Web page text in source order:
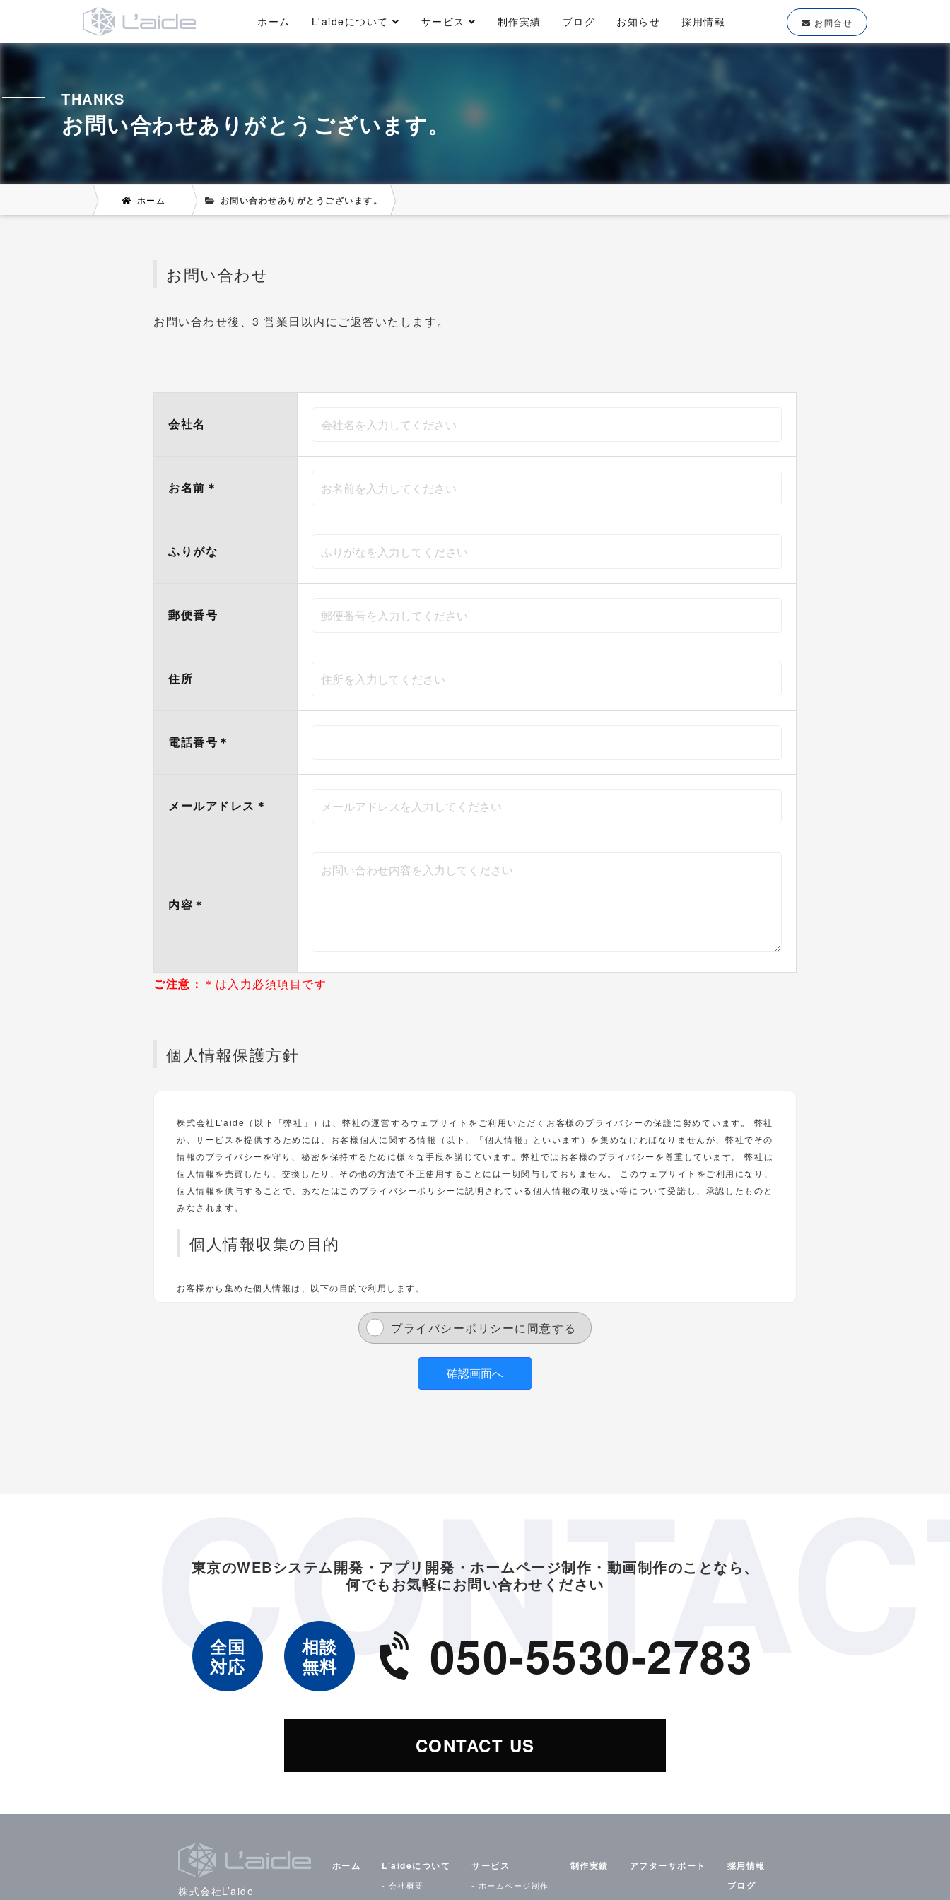
ホーム L'aideについて サービス 制作実績 ブログ お知らせ 採用情報 お問合せ
お問い合わせありがとうございます。
THANKS
ホーム お問い合わせありがとうございます。
お問い合わせ
お問い合わせ後、3 営業日以内にご返答いたします。
会社名
お名前 ＊
ふりがな
郵便番号
住所
電話番号 ＊
メールアドレス ＊
内容 ＊
ご注意： ＊は入力必須項目です
個人情報保護方針
株式会社L’aide（以下「弊社」）は、弊社の運営するウェブサイトをご利用いただくお客様のプライバシーの保護に努めています。 弊社
が、サービスを提供するためには、お客様個人に関する情報（以下、「個人情報」といいます）を集めなければなりませんが、弊社でその
情報のプライバシーを守り、秘密を保持するために様々な手段を講じています。弊社ではお客様のプライバシーを尊重しています。 弊社は
個人情報を売買したり、交換したり、その他の方法で不正使用することには一切関与しておりません。 このウェブサイトをご利用になり、
個人情報を供与することで、あなたはこのプライバシーポリシーに説明されている個人情報の取り扱い等について受諾し、承認したものと
みなされます。
個人情報収集の目的
お客様から集めた個人情報は、以下の目的で利用します。
弊社がお客様に提供するサービスにおいて利用するため
お客様に合ったサービスや新しい商品などの情報を的確にお知らせするため
はお客様によりよいサービスを提供するため、個人情報を適切に取り扱っていると認められる外部の委託先に、個人情報の取り扱いの一部
を委託しています。委託先は、委託業務を行なうために必要な範囲で個人情報を利用します。 この場合、 弊社は、委託先との間で個人情
従業員の監督方法
個人情報保護の重要性について、適時または定期的に適切な教育を行っております。また、弊社が個人情報を管理する際は、管理責任者を
つ合理的な範囲の安全対策を実施し、お客様の個人情報保護に努めます。 個人情報に係るデータベース等のアクセスについては、アクセス
リンク先での個人情報の利用については、弊社のプライバシーの考え方ではなく、リンク先自身のプライバシーの考え方に従って行われま
このプライバシーの改訂
プライバシーポリシーに同意する
東京のWEBシステム開発・アプリ開発・ホームページ制作・動画制作のことなら、
何でもお気軽にお問い合わせください
全国
対応
相談
無料
050-5530-2783
CONTACT US
株式会社L’aide
ホーム L'aideについて
会社概要
サービス
ホームページ制作
制作実績 アフターサポート
採用情報
ブログ